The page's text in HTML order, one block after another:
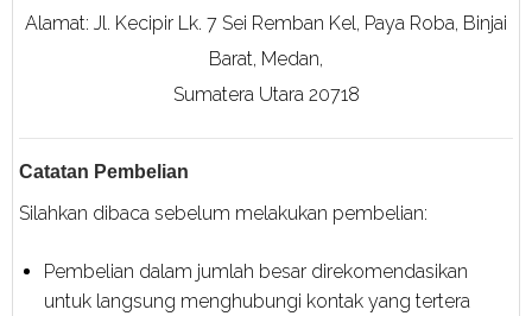
Alamat: Jl. Kecipir Lk. 7 Sei Remban Kel, Paya Roba, Binjai
Barat, Medan,
Sumatera Utara 20718
Catatan Pembelian
Silahkan dibaca sebelum melakukan pembelian:
Pembelian dalam jumlah besar direkomendasikan
untuk langsung menghubungi kontak yang tertera